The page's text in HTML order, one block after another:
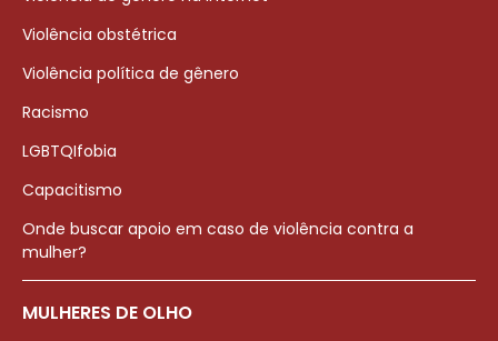
Violência obstétrica
Violência política de gênero
Racismo
LGBTQIfobia
Capacitismo
Onde buscar apoio em caso de violência contra a
mulher?
MULHERES DE OLHO